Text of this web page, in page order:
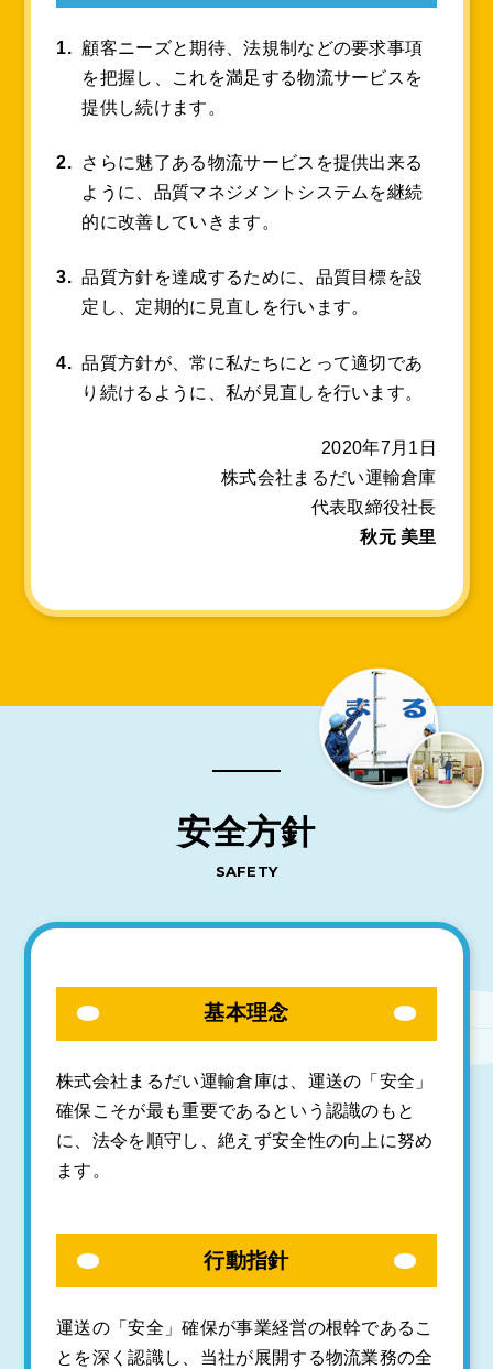
顧客ニーズと期待、法規制などの要求事項
を把握し、これを満足する物流サービスを
提供し続けます。
さらに魅了ある物流サービスを提供出来る
ように、品質マネジメントシステムを継続
的に改善していきます。
品質方針を達成するために、品質目標を設
定し、定期的に見直しを行います。
品質方針が、常に私たちにとって適切であ
り続けるように、私が見直しを行います。
2020年7月1日
株式会社まるだい運輸倉庫
代表取締役社長
秋元 美里
安全方針
SAFETY
基本理念
株式会社まるだい運輸倉庫は、運送の「安全」
確保こそが最も重要であるという認識のもと
に、 法令を順守し、絶えず安全性の向上に努め
ます。
行動指針
運送の「安全」確保が事業経営の根幹であるこ
とを深く認識し、当社が展開する物流業務の全